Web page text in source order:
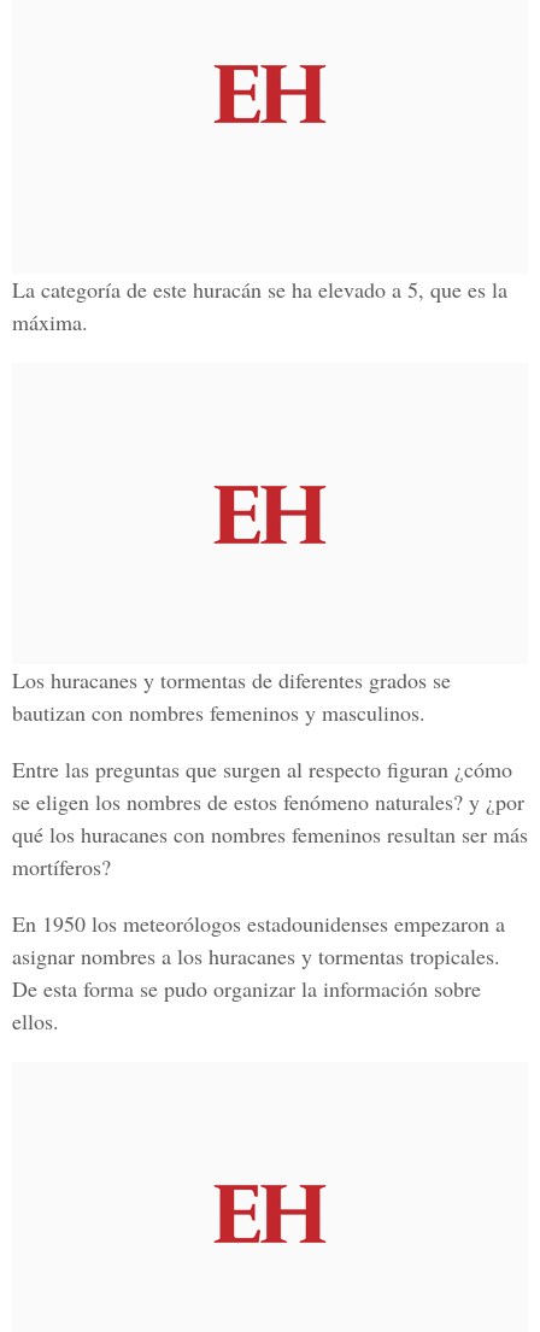
La categoría de este huracán se ha elevado a 5, que es la
máxima.
Los huracanes y tormentas de diferentes grados se
bautizan con nombres femeninos y masculinos.
Entre las preguntas que surgen al respecto figuran ¿cómo
se eligen los nombres de estos fenómeno naturales? y ¿por
qué los huracanes con nombres femeninos resultan ser más
mortíferos?
En 1950 los meteorólogos estadounidenses empezaron a
asignar nombres a los huracanes y tormentas tropicales.
De esta forma se pudo organizar la información sobre
ellos.